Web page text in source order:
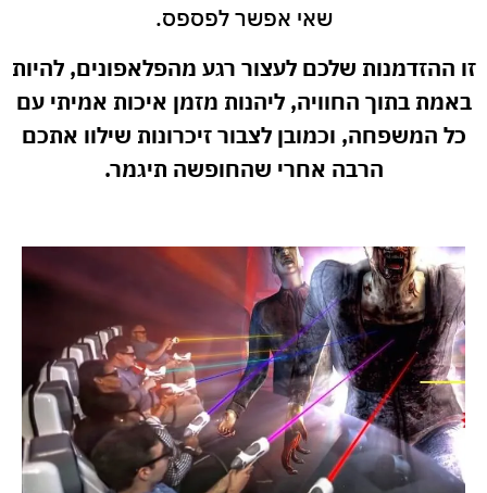
שאי אפשר לפספס.
זו ההזדמנות שלכם לעצור רגע מהפלאפונים, להיות
באמת בתוך החוויה, ליהנות מזמן איכות אמיתי עם
כל המשפחה, וכמובן לצבור זיכרונות שילוו אתכם
הרבה אחרי שהחופשה תיגמר.